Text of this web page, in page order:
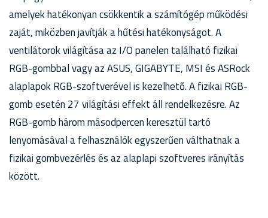
amelyek hatékonyan csökkentik a számítógép működési
zaját, miközben javítják a hűtési hatékonyságot. A
ventilátorok világítása az I/O panelen található fizikai
RGB-gombbal vagy az ASUS, GIGABYTE, MSI és ASRock
alaplapok RGB-szoftverével is kezelhető. A fizikai RGB-
gomb esetén 27 világítási effekt áll rendelkezésre. Az
RGB-gomb három másodpercen keresztül tartó
lenyomásával a felhasználók egyszerűen válthatnak a
fizikai gombvezérlés és az alaplapi szoftveres irányítás
között.